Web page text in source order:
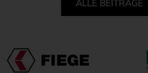
ALLE BEITRÄGE